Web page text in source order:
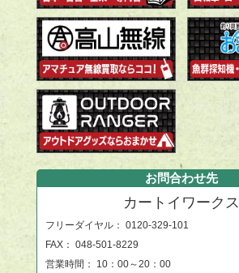
お問合わせ先
カートイワークス
フリーダイヤル： 0120-329-101
FAX： 048-501-8229
営業時間： 10：00～20：00